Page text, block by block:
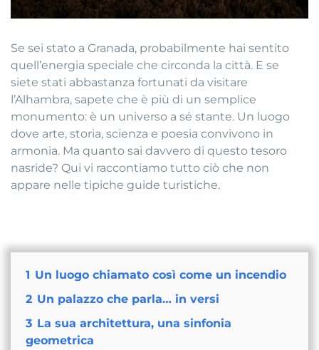
Se sei stato a Granada, probabilmente hai sentito
quell’energia speciale che circonda la città. E se
siete stati abbastanza fortunati da visitare
l’Alhambra, sapete che è più di un semplice
monumento: è un universo a sé stante. Un luogo
dove arte, storia, scienza e poesia convivono in
armonia. Ma quanto sai davvero di questo tesoro
nasride? Qui vi raccontiamo tutto ciò che non
appare nelle tipiche guide turistiche.
1 Un luogo chiamato così come un incendio
2 Un palazzo che parla… in versi
3 La sua architettura, una sinfonia
geometrica